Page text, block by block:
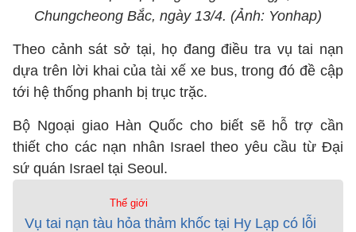
Chungcheong Bắc, ngày 13/4. (Ảnh: Yonhap)
Theo cảnh sát sở tại, họ đang điều tra vụ tai nạn
dựa trên lời khai của tài xế xe bus, trong đó đề cập
tới hệ thống phanh bị trục trặc.
Bộ Ngoại giao Hàn Quốc cho biết sẽ hỗ trợ cần
thiết cho các nạn nhân Israel theo yêu cầu từ Đại
sứ quán Israel tại Seoul.
Thế giới
Vụ tai nạn tàu hỏa thảm khốc tại Hy Lạp có lỗi